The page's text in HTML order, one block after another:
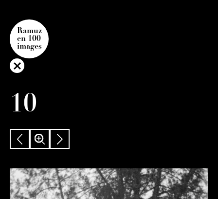
Ramuz
en 100
images
10
PRÉCÉDENTZOOMSUIVANT